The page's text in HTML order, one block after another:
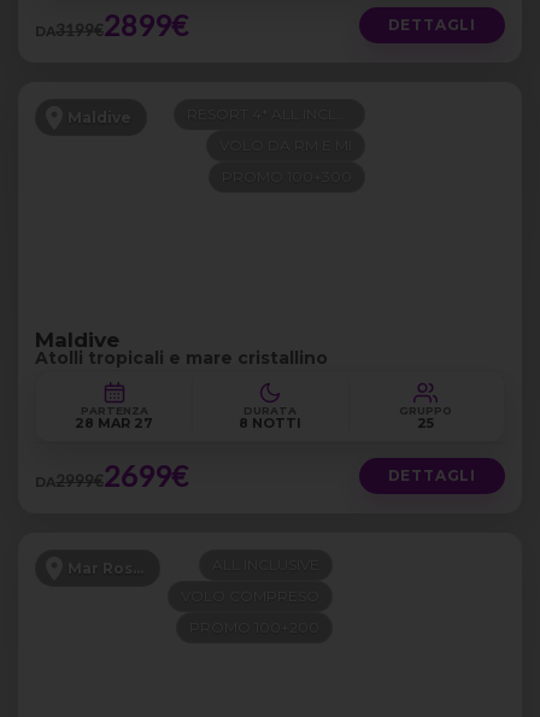
DA3199€2899€ DETTAGLI
Maldive
Maldive
Atolli tropicali e mare cristallino
PARTENZA
28 MAR 27
DURATA
8 NOTTI
GRUPPO
25
DA2999€2699€ DETTAGLI
Mar Rosso